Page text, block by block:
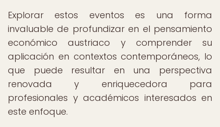
Explorar estos eventos es una forma
invaluable de profundizar en el pensamiento
económico austriaco y comprender su
aplicación en contextos contemporáneos, lo
que puede resultar en una perspectiva
renovada y enriquecedora para
profesionales y académicos interesados en
este enfoque.